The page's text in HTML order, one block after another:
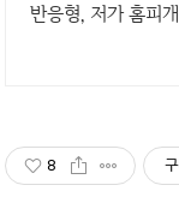
반응형, 저가 홈피
8